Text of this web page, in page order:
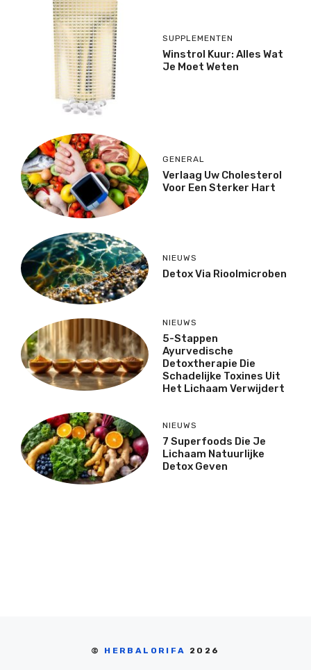
SUPPLEMENTEN
Winstrol Kuur: Alles Wat
Je Moet Weten
GENERAL
Verlaag Uw Cholesterol
Voor Een Sterker Hart
NIEUWS
Detox Via Rioolmicroben
NIEUWS
5-Stappen
Ayurvedische
Detoxtherapie Die
Schadelijke Toxines Uit
Het Lichaam Verwijdert
NIEUWS
7 Superfoods Die Je
Lichaam Natuurlijke
Detox Geven
© HERBALORIFA 2026